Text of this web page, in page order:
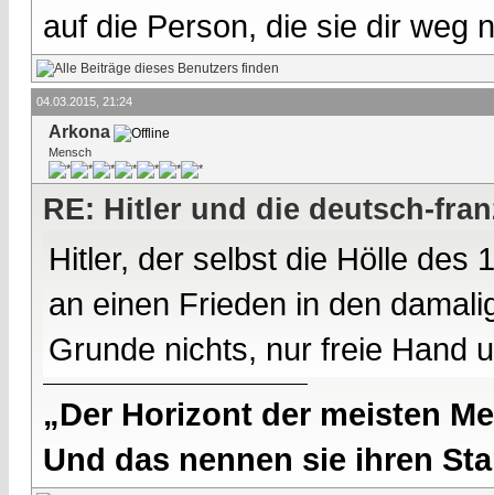
auf die Person, die sie dir weg
04.03.2015, 21:24
Arkona
Mensch
RE: Hitler und die deutsch-
Hitler, der selbst die Hölle des
an einen Frieden in den
Grunde nichts, nur freie Hand
„Der Horizont der meisten
Und das nennen sie ihren